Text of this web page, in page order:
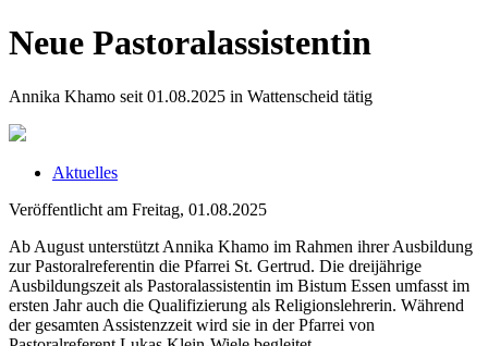
Neue Pastoralassistentin
Annika Khamo seit 01.08.2025 in Wattenscheid tätig
Aktuelles
Veröffentlicht am Freitag, 01.08.2025
Ab August unterstützt Annika Khamo im Rahmen ihrer Ausbildung
zur Pastoralreferentin die Pfarrei St. Gertrud. Die dreijährige
Ausbildungszeit als Pastoralassistentin im Bistum Essen umfasst im
ersten Jahr auch die Qualifizierung als Religionslehrerin. Während
der gesamten Assistenzzeit wird sie in der Pfarrei von